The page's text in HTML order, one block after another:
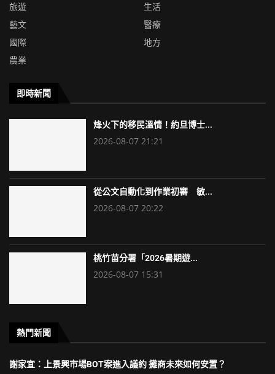
旅遊
生活
藝文
醫療
國際
地方
農業
即時新聞
烽火下的移民溫情！約旦博士...
2026-08-07 21:21
從公文自動化到作業初審 敏...
2026-08-07 20:22
桃竹苗分署「2026暑期遊...
2026-08-07 15:31
熱門新聞
謝家宜：上景興市場BOT案進入議約 攤商未來如何安置？